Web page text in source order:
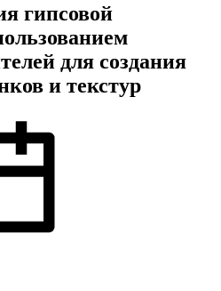
гипсовой
для создания
и текстур